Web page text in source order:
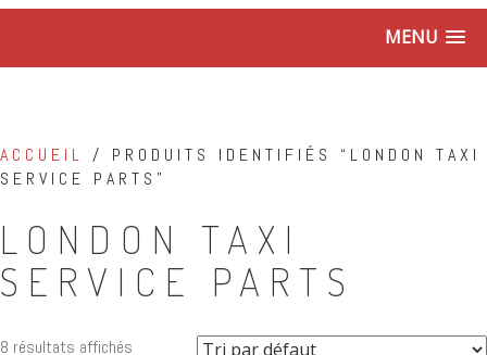
MENU
ACCUEIL / PRODUITS IDENTIFIÉS “LONDON TAXI
SERVICE PARTS”
LONDON TAXI
SERVICE PARTS
8 résultats affichés